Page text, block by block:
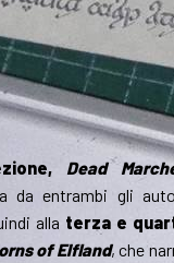
Dead
da entrambi gli
alla terza e
of Elfland, che